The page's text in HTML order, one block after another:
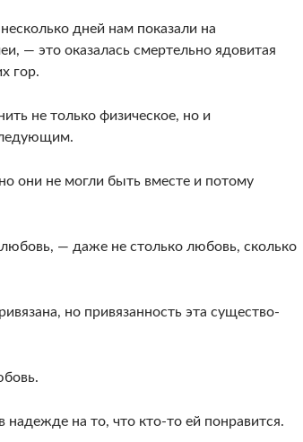
дней нам показали на
— это оказалась смертельно ядовитая
гор.
не только физическое, но и
они не могли быть вместе и потому
любовь, — даже не столько любовь, сколько
но привязанность эта существо­
на то, что кто-то ей понравится.